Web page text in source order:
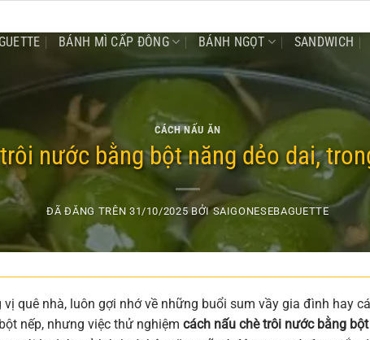
BÁNH MÌ CẤP ĐÔNG BÁNH NGỌT SANDWICH
CÁCH NẤU ĂN
nước bằng bột năng dẻo dai,
ĐÃ ĐĂNG TRÊN 31/10/2025 BỞISAIGONESEBAGUETTE
quê nhà, luôn gợi nhớ về những buổi sum vầy gia đình hay
nếp, nhưng việc thử nghiệm cách nấu chè trôi nước bằng bột